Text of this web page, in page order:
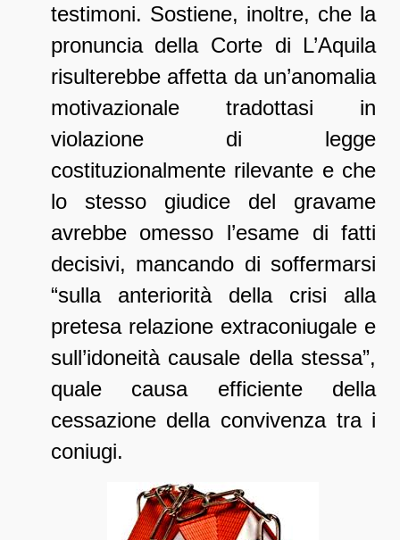
testimoni. Sostiene, inoltre, che la
pronuncia della Corte di L’Aquila
risulterebbe affetta da un’anomalia
motivazionale tradottasi in
violazione di legge
costituzionalmente rilevante e che
lo stesso giudice del gravame
avrebbe omesso l’esame di fatti
decisivi, mancando di soffermarsi
“sulla anteriorità della crisi alla
pretesa relazione extraconiugale e
sull’idoneità causale della stessa”,
quale causa efficiente della
cessazione della convivenza tra i
coniugi.